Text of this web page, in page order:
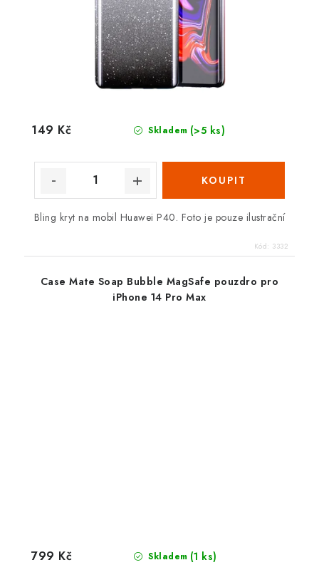
Skladem (>5 ks)
149 Kč
Bling kryt na mobil Huawei P40. Foto je pouze ilustrační
Kód: 3332
Case Mate Soap Bubble MagSafe pouzdro pro
iPhone 14 Pro Max
Skladem (1 ks)
799 Kč